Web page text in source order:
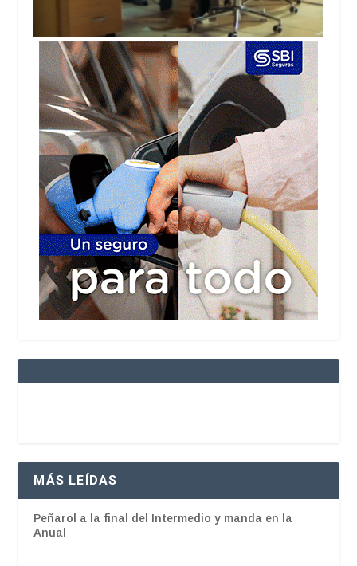
MÁS LEÍDAS
Peñarol a la final del Intermedio y manda en la
Anual